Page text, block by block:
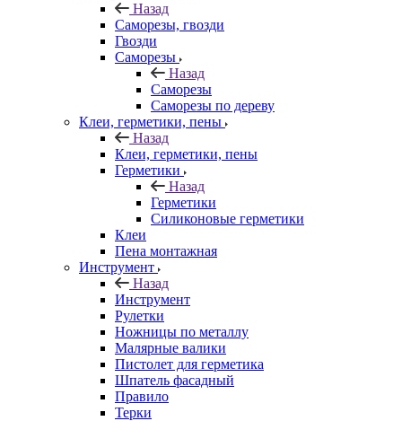
Назад
Саморезы, гвозди
Гвозди
Саморезы
Назад
Саморезы
Саморезы по дереву
Клеи, герметики, пены
Назад
Клеи, герметики, пены
Герметики
Назад
Герметики
Силиконовые герметики
Клеи
Пена монтажная
Инструмент
Назад
Инструмент
Рулетки
Ножницы по металлу
Малярные валики
Пистолет для герметика
Шпатель фасадный
Правило
Терки